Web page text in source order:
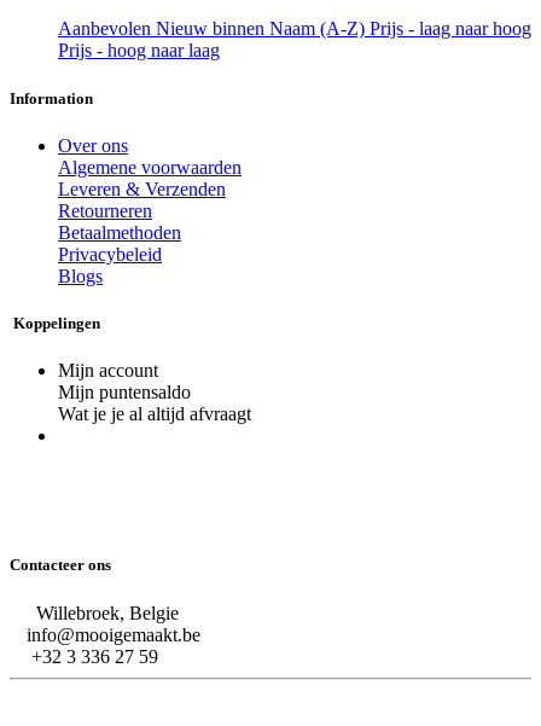
Aanbevolen Nieuw binnen Naam (A-Z) Prijs - laag naar hoog
Prijs - hoog naar laag
Information
Over ons
Algemene voorwaarden
Leveren & Verzenden
Retourneren
Betaalmethoden
Privacybeleid
Blogs
Koppelingen
Mijn account
Mijn puntensaldo
Wat je je al altijd afvraagt
Contacteer ons
Willebroek, Belgie
info@mooigemaakt.be
+32 3 336 27 59